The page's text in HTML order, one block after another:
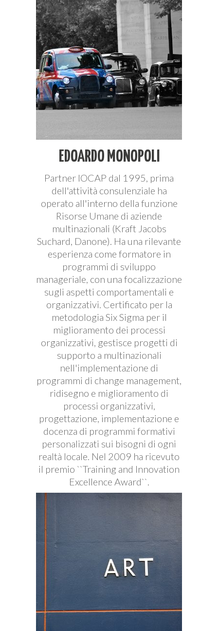
EDOARDO MONOPOLI
Partner IOCAP dal 1995, prima
dell'attività consulenziale ha
operato all'interno della funzione
Risorse Umane di aziende
multinazionali (Kraft Jacobs
Suchard, Danone). Ha una rilevante
esperienza come formatore in
programmi di sviluppo
manageriale, con una focalizzazione
sugli aspetti comportamentali e
organizzativi. Certificato per la
metodologia Six Sigma per il
miglioramento dei processi
organizzativi, gestisce progetti di
supporto a multinazionali
nell'implementazione di
programmi di change management,
ridisegno e miglioramento di
processi organizzativi,
progettazione, implementazione e
docenza di programmi formativi
personalizzati sui bisogni di ogni
realtà locale. Nel 2009 ha ricevuto
il premio ``Training and Innovation
Excellence Award``.